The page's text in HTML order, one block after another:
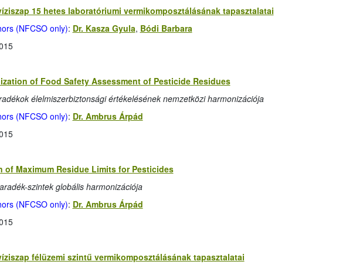
15 hetes laboratóriumi vermikomposztálásának tapasztalatai
(NFCSO only): Dr. Kasza Gyula, Bódi Barbara
of Food Safety Assessment of Pesticide Residues
élelmiszerbiztonsági értékelésének nemzetközi harmonizációja
(NFCSO only): Dr. Ambrus Árpád
of Maximum Residue Limits for Pesticides
szintek globális harmonizációja
(NFCSO only): Dr. Ambrus Árpád
félüzemi szintű vermikomposztálásának tapasztalatai